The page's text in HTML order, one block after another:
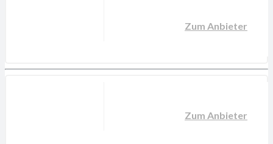
Zum Anbieter
Zum Anbieter